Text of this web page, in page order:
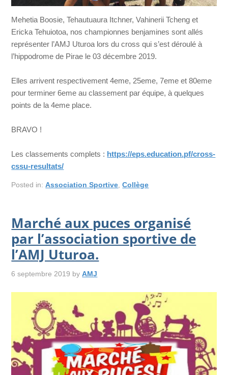
Mehetia Boosie, Tehautuaura Itchner, Vahinerii Tcheng et
Ericka Tehuiotoa, nos championnes benjamines sont allés
représenter l’AMJ Uturoa lors du cross qui s’est déroulé à
l’hippodrome de Pirae le 03 décembre 2019.
Elles arrivent respectivement 4eme, 25eme, 7eme et 80eme
pour terminer 6eme au classement par équipe, à quelques
points de la 4eme place.
BRAVO !
Les classements complets : https://eps.education.pf/cross-
cssu-resultats/
Posted in:Association Sportive ,Collège
Marché aux puces organisé
par l’association sportive de
l’AMJ Uturoa.
6 septembre 2019 byAMJ